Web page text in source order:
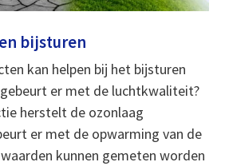
bijsturen
kan helpen bij het bijsturen
er met de luchtkwaliteit?
herstelt de ozonlaag
er met de opwarming van de
kunnen gemeten worden